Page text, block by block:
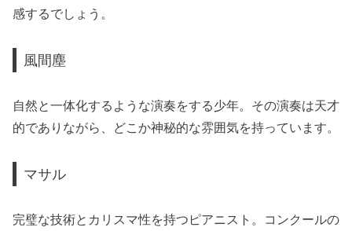
感するでしょう。
風間塵
自然と一体化するような演奏をする少年。その演奏は天才
的でありながら、どこか神秘的な雰囲気を持っています。
マサル
完璧な技術とカリスマ性を持つピアニスト。コンクールの